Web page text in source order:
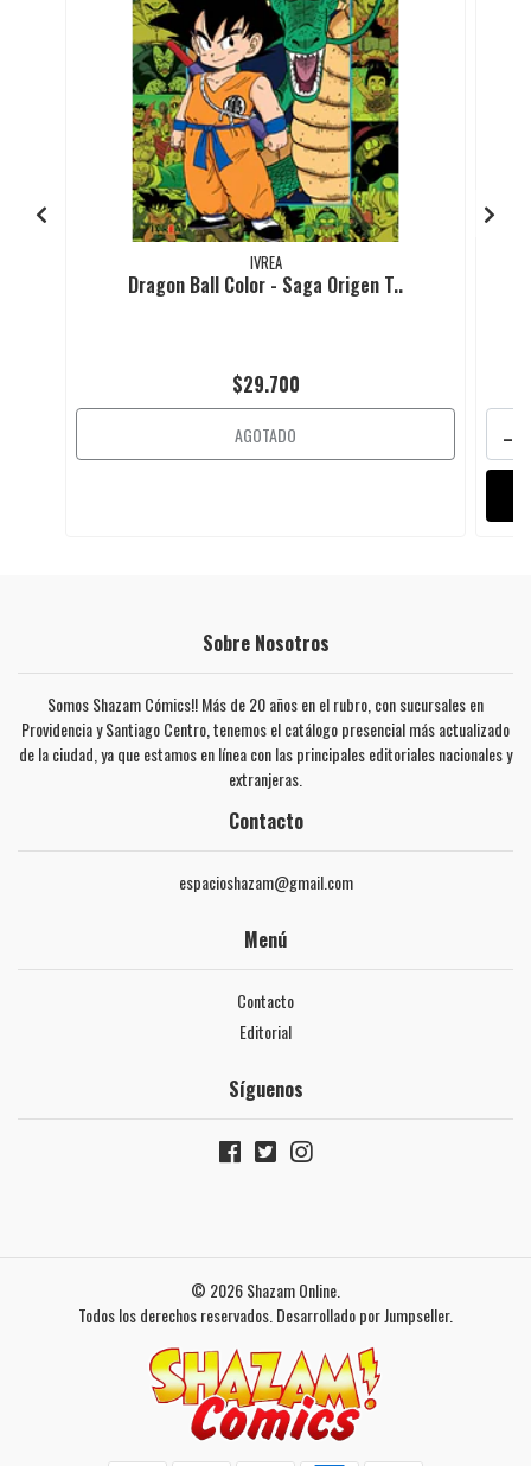
IVREA
Dragon Ball Color - Saga Origen T..
$29.700
AGOTADO -
Sobre Nosotros
Somos Shazam Cómics!! Más de 20 años en el rubro, con sucursales en
Providencia y Santiago Centro, tenemos el catálogo presencial más actualizado
de la ciudad, ya que estamos en línea con las principales editoriales nacionales y
extranjeras.
Contacto
espacioshazam@gmail.com
Menú
Contacto
Editorial
Síguenos
© 2026 Shazam Online.
Todos los derechos reservados.Desarrollado por Jumpseller.